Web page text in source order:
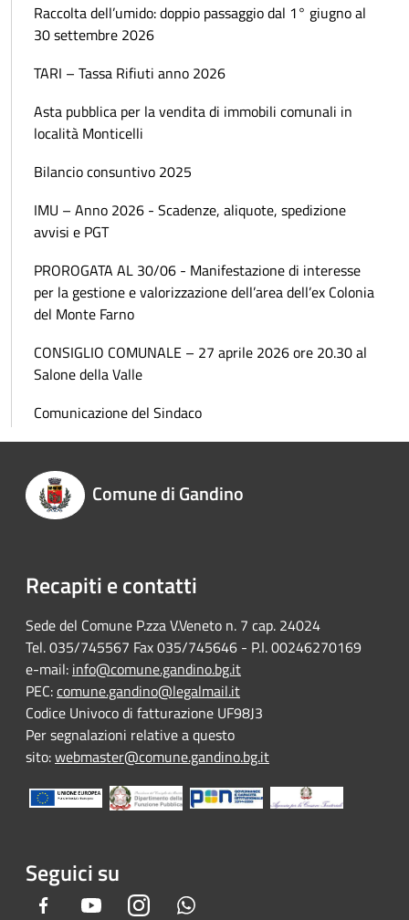
Raccolta dell’umido: doppio passaggio dal 1° giugno al
30 settembre 2026
TARI – Tassa Rifiuti anno 2026
Asta pubblica per la vendita di immobili comunali in
località Monticelli
Bilancio consuntivo 2025
IMU – Anno 2026 - Scadenze, aliquote, spedizione
avvisi e PGT
PROROGATA AL 30/06 - Manifestazione di interesse
per la gestione e valorizzazione dell’area dell’ex Colonia
del Monte Farno
CONSIGLIO COMUNALE – 27 aprile 2026 ore 20.30 al
Salone della Valle
Comunicazione del Sindaco
Comune di Gandino
Recapiti e contatti
Sede del Comune P.zza V.Veneto n. 7 cap. 24024
Tel. 035/745567 Fax 035/745646 - P.I. 00246270169
e-mail: info@comune.gandino.bg.it
PEC:comune.gandino@legalmail.it
Codice Univoco di fatturazione UF98J3
Per segnalazioni relative a questo
sito:webmaster@comune.gandino.bg.it
Seguici su
Facebook YoutubeInstagram